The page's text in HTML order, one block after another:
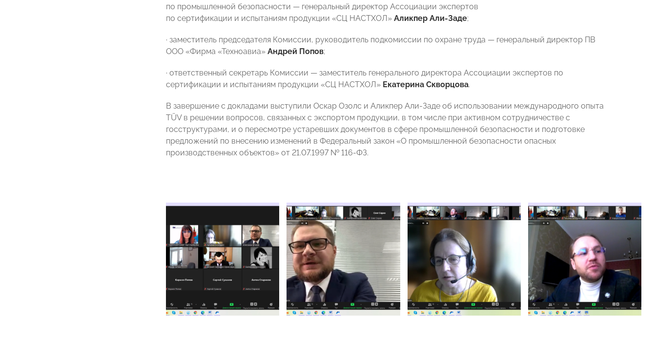
по промышленной безопасности — генеральный директор Ассоциации экспертов
по сертификации и испытаниям продукции «СЦ НАСТХОЛ» Аликпер Али-Заде;
· заместитель председателя Комиссии, руководитель подкомиссии по охране труда — генеральный директор ПВ
ООО «Фирма «Техноавиа» Андрей Попов;
· ответственный секретарь Комиссии — заместитель генерального директора Ассоциации экспертов по
сертификации и испытаниям продукции «СЦ НАСТХОЛ» Екатерина Скворцова.
В завершение с докладами выступили Оскар Озолс и Аликпер Али-Заде об использовании международного опыта
TÜV в решении вопросов, связанных с экспортом продукции, в том числе при активном сотрудничестве с
госструктурами, и о пересмотре устаревших документов в сфере промышленной безопасности и подготовке
предложений по внесению изменений в Федеральный закон «О промышленной безопасности опасных
производственных объектов» от 21.07.1997 № 116-ФЗ.